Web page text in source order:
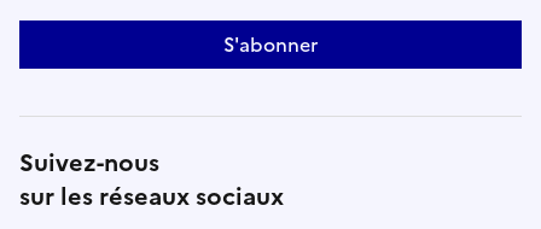
S'abonner
Suivez-nous
sur les réseaux sociaux